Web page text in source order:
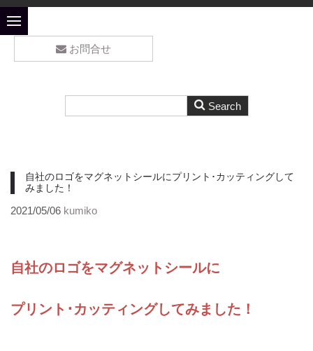
お問合せ
自社のロゴをマグネットシールにプリント･カッティングして
みました！
2021/05/06 kumiko
自社のロゴをマグネットシールに
プリント･カッティングしてみました！